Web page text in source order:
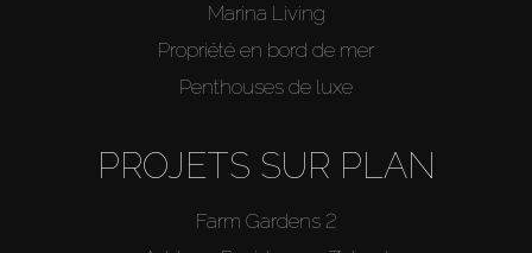
Marina Living
Propriété en bord de mer
Penthouses de luxe
PROJETS SUR PLAN
Farm Gardens 2